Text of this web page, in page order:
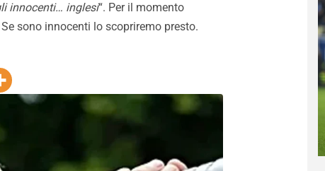
innocenti… inglesi“. Per il momento
Se sono innocenti lo scopriremo presto.